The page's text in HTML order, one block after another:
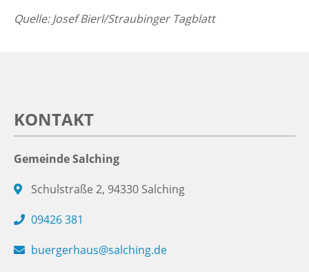
Quelle: Josef Bierl/Straubinger Tagblatt
KONTAKT
Gemeinde Salching
Schulstraße 2, 94330 Salching
09426 381
buergerhaus@salching.de